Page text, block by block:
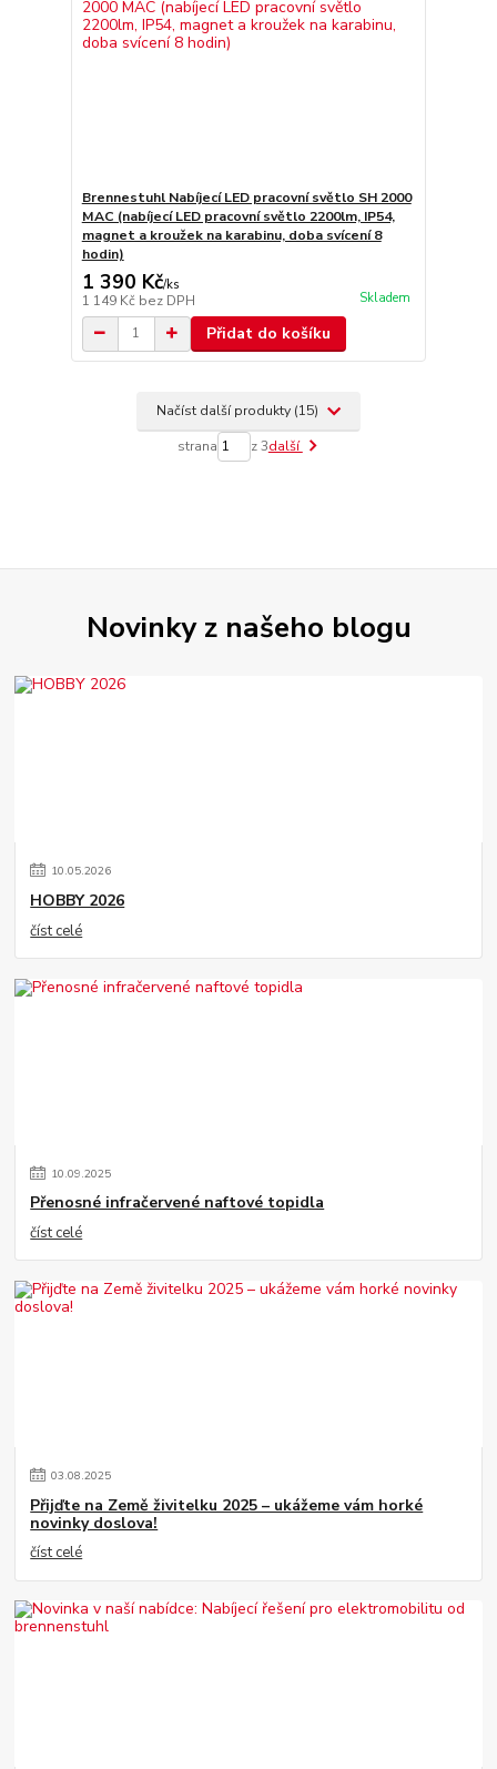
Brennestuhl Nabíjecí LED pracovní světlo SH 2000
MAC (nabíjecí LED pracovní světlo 2200lm, IP54,
magnet a kroužek na karabinu, doba svícení 8
hodin)
1 390 Kč/ks
1 149 Kč bez DPH Skladem
Přidat do košíku
Načíst další produkty (15)
strana z 3další
Novinky z našeho blogu
10.05.2026
HOBBY 2026
číst celé
10.09.2025
Přenosné infračervené naftové topidla
číst celé
03.08.2025
Přijďte na Země živitelku 2025 – ukážeme vám horké
novinky doslova!
číst celé